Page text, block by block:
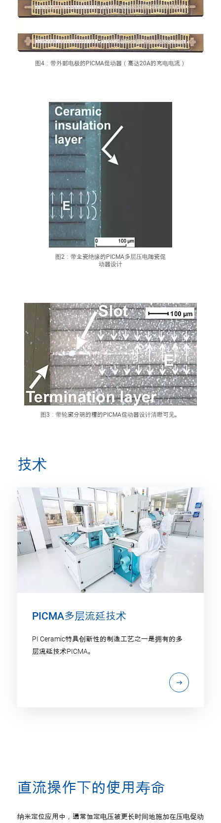
图4：带外部电极的PICMA促动器（高达20A的充电电流）
图2：带全瓷绝缘的PICMA多层压电陶瓷促
动器设计
图3：带轮廓分明的槽的PICMA促动器设计清晰可见。
技术
PICMA多层流延技术
PI Ceramic特具创新性的制造工艺之一是拥有的多
层流延技术PICMA。
直流操作下的使用寿命
纳米定位应用中，通常恒定电压被更长时间地施加在压电促动